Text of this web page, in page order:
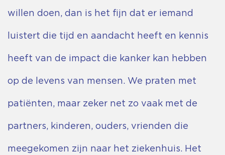
willen doen, dan is het fijn dat er iemand
luistert die tijd en aandacht heeft en kennis
heeft van de impact die kanker kan hebben
op de levens van mensen. We praten met
patiënten, maar zeker net zo vaak met de
partners, kinderen, ouders, vrienden die
meegekomen zijn naar het ziekenhuis. Het